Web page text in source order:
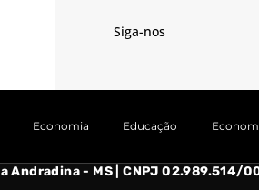
Siga-nos
Economia Educação
Andradina - MS | CNPJ